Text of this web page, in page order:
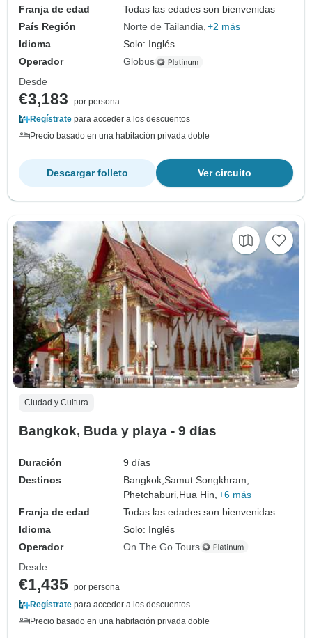
Franja de edad
Todas las edades son bienvenidas
País Región
Norte de Tailandia +2 más
Idioma
Solo: Inglés
Operador
Globus
Desde
€3,183
por persona
Regístrate para acceder a los descuentos
Precio basado en una habitación privada doble
Ver circuito
Descargar folleto
Ciudad y Cultura
Bangkok, Buda y playa - 9 días
Duración
9 días
Destinos
Bangkok,Samut Songkhram,
Phetchaburi, Hua Hin, +6 más
Franja de edad
Todas las edades son bienvenidas
Idioma
Solo: Inglés
Operador
On The Go Tours
Desde
€1,435 por persona
Regístrate para acceder a los descuentos
Precio basado en una habitación privada doble